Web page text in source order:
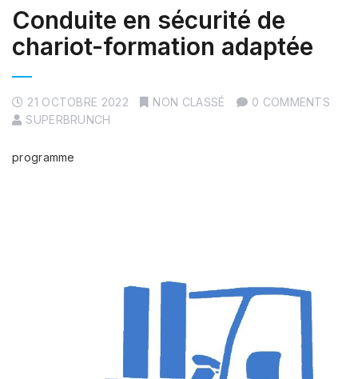
Conduite en sécurité de
chariot-formation adaptée
21 OCTOBRE 2022 NON CLASSÉ
0 COMMENTS
SUPERBRUNCH
programme